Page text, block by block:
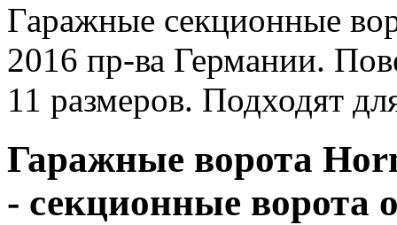
Гаражные секционные
2016 пр-ва Германии.
11 размеров. Подходят
Гаражные ворота
- секционные ворота